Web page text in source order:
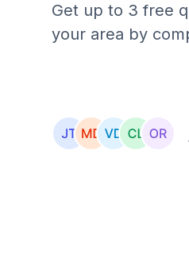
Get up to 3 free
your area by